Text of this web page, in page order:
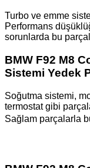
Turbo ve emme
Performans
sorunlarda bu
BMW F92 M8
Sistemi Yedek
Soğutma sistemi,
termostat gibi
Sağlam parçalarla